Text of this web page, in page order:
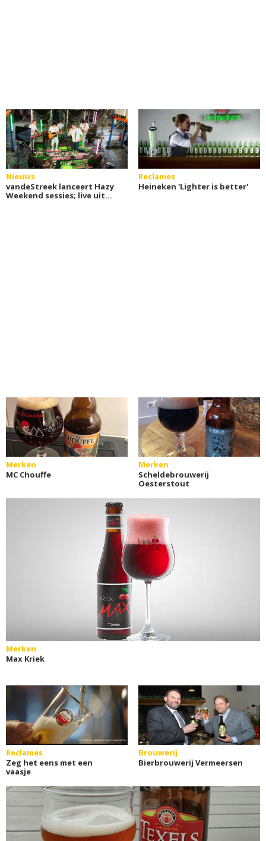
Nieuws
vandeStreek lanceert Hazy
Weekend sessies; live uit
Reclames
Heineken 'Lighter is better'
Merken
MC Chouffe
Merken
Scheldebrouwerij
Oesterstout
Merken
Max Kriek
Reclames
Zeg het eens met een
vaasje
Brouwerij
Bierbrouwerij Vermeersen